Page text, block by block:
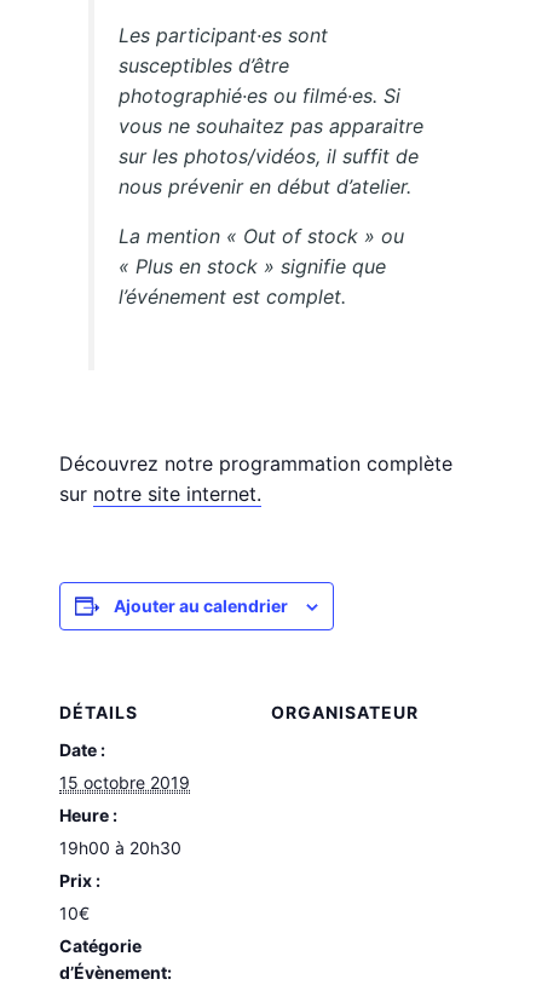
Les participant·es sont
susceptibles d’être
photographié·es ou filmé·es. Si
vous ne souhaitez pas apparaitre
sur les photos/vidéos, il suffit de
nous prévenir en début d’atelier.
La mention « Out of stock » ou
« Plus en stock » signifie que
l’événement est complet.
Découvrez notre programmation complète
sur notre site internet.
Ajouter au calendrier
DÉTAILS
Date :
15 octobre 2019
Heure :
19h00 à 20h30
Prix :
10€
Catégorie
d’Évènement:
ORGANISATEUR